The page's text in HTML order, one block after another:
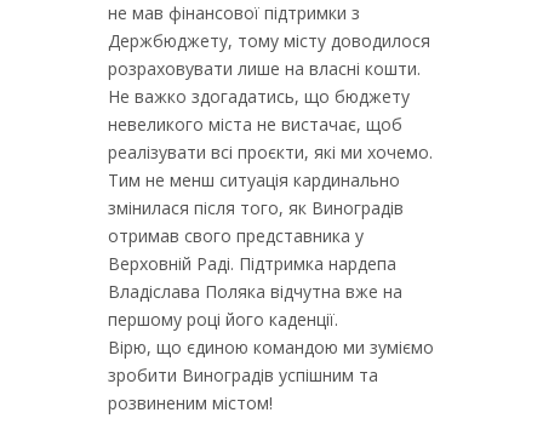
не мав фінансової підтримки з
Держбюджету, тому місту доводилося
розраховувати лише на власні кошти.
Не важко здогадатись, що бюджету
невеликого міста не вистачає, щоб
реалізувати всі проєкти, які ми хочемо.
Тим не менш ситуація кардинально
змінилася після того, як Виноградів
отримав свого представника у
Верховній Раді. Підтримка нардепа
Владіслава Поляка відчутна вже на
першому році його каденції.
Вірю, що єдиною командою ми зуміємо
зробити Виноградів успішним та
розвиненим містом!